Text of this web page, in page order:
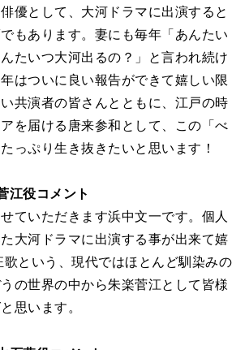
優として、大河ドラマに出演すると
もあります。妻にも毎年「あんたい
たいつ大河出るの？」と言われ続け
はついに良い報告ができて嬉しい限
共演者の皆さんとともに、江戸の時
を届ける唐来参和として、この「べ
っぷり生き抜きたいと思います！
江役コメント
ていただきます浜中文一です。個人
大河ドラマに出演する事が出来て嬉
歌という、現代ではほとんど馴染みの
の世界の中から朱楽菅江として皆様
思います。